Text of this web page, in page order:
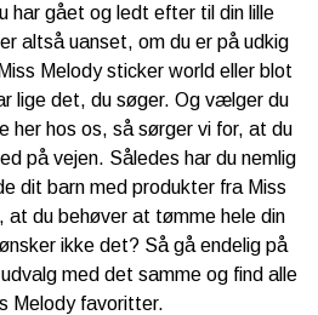
har gået og ledt efter til din lille
altså uanset, om du er på udkig
Melody sticker world eller blot
lige det, du søger. Og vælger du
her hos os, så sørger vi for, at du
på vejen. Således har du nemlig
dit barn med produkter fra Miss
at du behøver at tømme hele din
ikke det? Så gå endelig på
med det samme og find alle
Melody favoritter.